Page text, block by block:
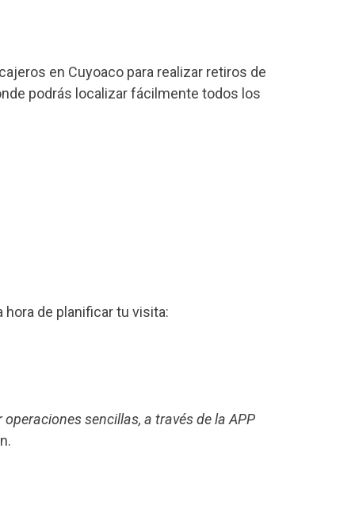
en Cuyoaco para realizar retiros de
podrás localizar fácilmente todos los
hora de planificar tu visita:
sencillas, a través de la APP